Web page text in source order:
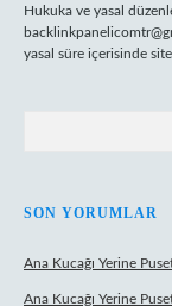
Hukuka ve yasal
yasal süre içerisinde
SON YORUMLAR
Ana Kucağı Yerine
Ana Kucağı Yerine